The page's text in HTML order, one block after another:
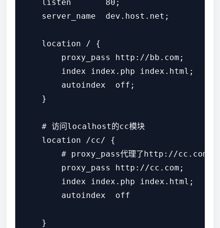
    listen       80;
    server_name  dev.host.net;
    location / {
        proxy_pass http://bb.com;
        index index.php index.html;
        autoindex  off;
    }
    # 访问localhost的cc模块
    location /cc/ {
# proxy_pass代理了http://cc.com，
        proxy_pass http://cc.com;
        index index.php index.html;
        autoindex  off
    }